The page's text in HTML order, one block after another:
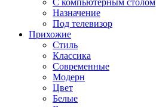
С компьютерным столом
Назначение
Под телевизор
Прихожие
Стиль
Классика
Современные
Модерн
Цвет
Белые